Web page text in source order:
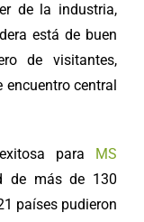
de la industria,
está de buen
de visitantes,
encuentro central
para MS
de más de 130
países pudieron